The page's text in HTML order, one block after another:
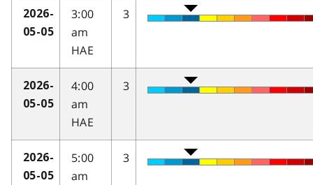
2026-
05-05
3:00
am
HAE
3
2026-
05-05
4:00
am
HAE
3
2026-
05-05
5:00
am
3